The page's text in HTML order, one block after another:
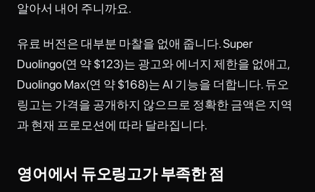
알아서 내어 주니까요.
유료 버전은 대부분 마찰을 없애 줍니다. Super
Duolingo(연 약 $123)는 광고와 에너지 제한을 없애고,
Duolingo Max(연 약 $168)는 AI 기능을 더합니다. 듀오
링고는 가격을 공개하지 않으므로 정확한 금액은 지역
과 현재 프로모션에 따라 달라집니다.
영어에서 듀오링고가 부족한 점